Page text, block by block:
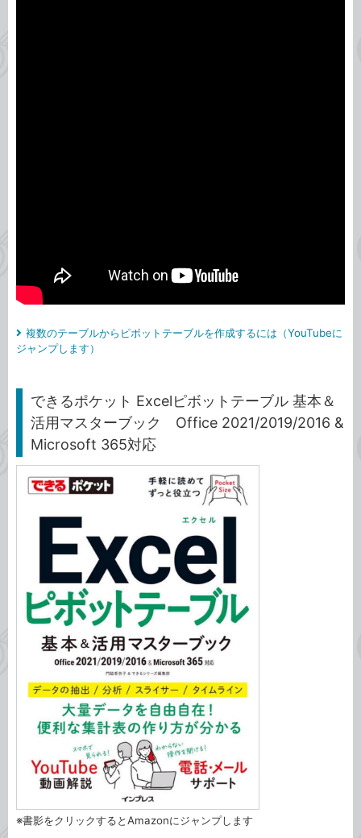
複数のテーブルからピボットテーブルを作成するには（YouTubeに
ジャンプします）
できるポケット Excelピボットテーブル 基本＆
活用マスターブック Office 2021/2019/2016 &
Microsoft 365対応
※書影をクリックするとAmazonにジャンプします